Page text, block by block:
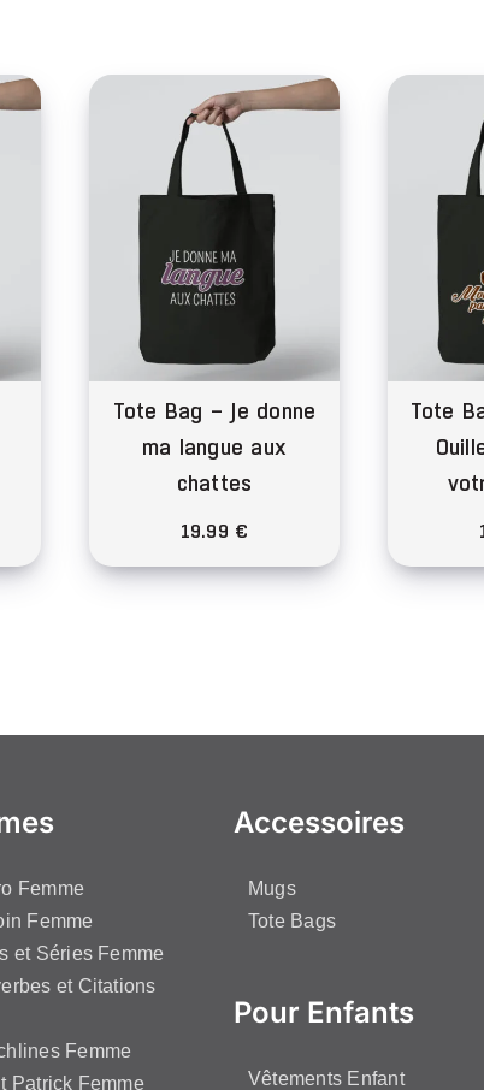
variations.
Les
options
peuvent
choisies
sur
du
produit
Tote Bag – Je donne
ma langue aux
chattes
19.99 €
Ce
Les
être
produit
Tote
Femme
Femme
et Séries Femme
et Citations
Femme
Patrick Femme
Accessoires
Mugs
Tote Bags
Pour Enfants
Vêtements Enfant